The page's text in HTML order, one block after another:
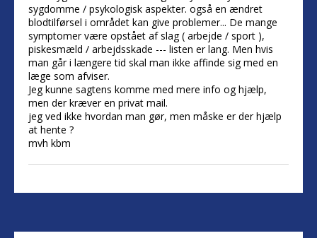
sygdomme / psykologisk aspekter. også en ændret
blodtilførsel i området kan give problemer... De mange
symptomer være opstået af slag ( arbejde / sport ),
piskesmæld / arbejdsskade --- listen er lang. Men hvis
man går i længere tid skal man ikke affinde sig med en
læge som afviser.
Jeg kunne sagtens komme med mere info og hjælp,
men der kræver en privat mail.
jeg ved ikke hvordan man gør, men måske er der hjælp
at hente ?
mvh kbm